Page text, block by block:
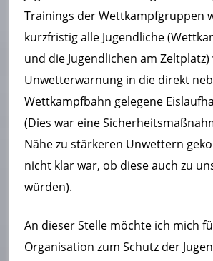
Trainings der Wettkampfgruppen
kurzfristig alle Jugendliche
und die Jugendlichen am
Unwetterwarnung in die direkt
Wettkampfbahn gelegene
(Dies war eine
Nähe zu stärkeren Unwettern
nicht klar war, ob diese auch zu
würden).
An dieser Stelle möchte ich mich
Organisation zum Schutz der